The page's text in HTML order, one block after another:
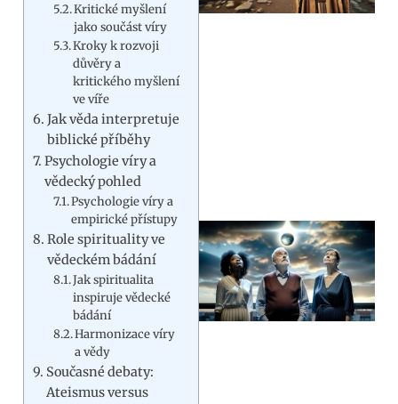
Kritické myšlení
jako součást víry
Kroky k rozvoji
důvěry a
kritického myšlení
ve víře
Jak věda interpretuje
biblické příběhy
Psychologie víry a
vědecký pohled
Psychologie víry a
empirické přístupy
Role spirituality ve
vědeckém bádání
Jak spiritualita
inspiruje vědecké
bádání
Harmonizace víry
a vědy
Současné debaty:
Ateismus versus